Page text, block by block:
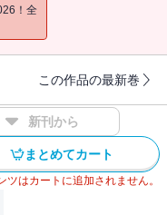
！全
この作品の最新巻
新刊から
まとめてカート
はカートに追加されません。